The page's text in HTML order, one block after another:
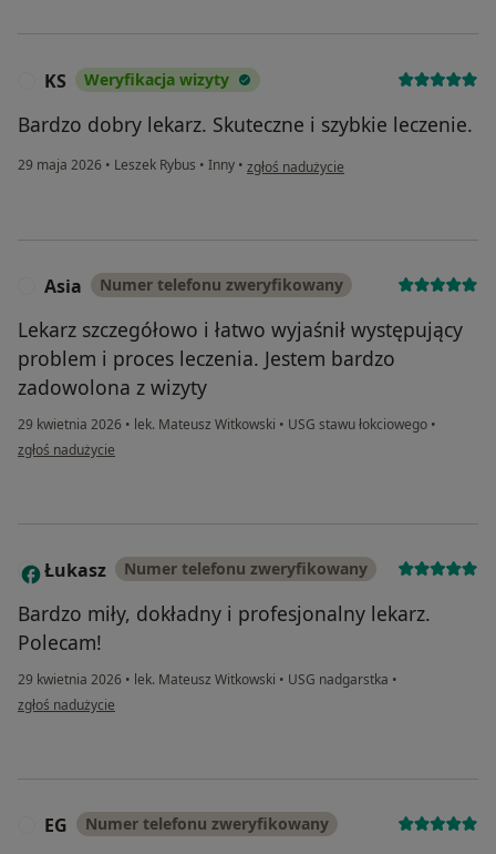
KS Weryfikacja wizyty
Bardzo dobry lekarz. Skuteczne i szybkie leczenie.
29 maja 2026 • Leszek Rybus • Inny • w opinii użytkownika KS
zgłoś nadużycie
Asia Numer telefonu zweryfikowany
Lekarz szczegółowo i łatwo wyjaśnił występujący
problem i proces leczenia. Jestem bardzo
zadowolona z wizyty
29 kwietnia 2026 • lek. Mateusz Witkowski • USG stawu łokciowego •
w opinii użytkownika Asia
zgłoś nadużycie
Ł Łukasz Numer telefonu zweryfikowany
Bardzo miły, dokładny i profesjonalny lekarz.
Polecam!
29 kwietnia 2026 • lek. Mateusz Witkowski • USG nadgarstka •
w opinii użytkownika Łukasz
zgłoś nadużycie
EG Numer telefonu zweryfikowany